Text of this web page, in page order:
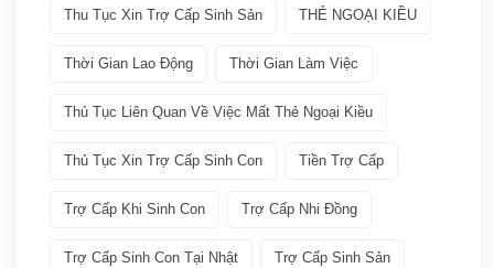
Các loại visa Nhật
Dịch vụ VISA ATTO(36)
Đoàn tụ gia đình(6)
Thu Tục Xin Trợ Cấp Sinh Sản THẺ NGOẠI KIỀU
Thời Gian Lao Động Thời Gian Làm Việc
Thủ Tục Liên Quan Về Việc Mất Thẻ Ngoại Kiều
Thủ Tục Xin Trợ Cấp Sinh Con Tiền Trợ Cấp
Trợ Cấp Khi Sinh Con Trợ Cấp Nhi Đồng
Trợ Cấp Sinh Con Tại Nhật Trợ Cấp Sinh Sản